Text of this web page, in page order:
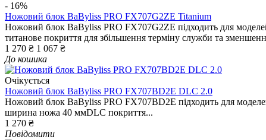
- 16%
Ножовий блок BaByliss PRO FX707G2ZE Titanium
Ножовий блок BaByliss PRO FX707G2ZE підходить для
титанове покриття для збільшення терміну служби та
1 270 ₴ 1 067 ₴
До кошика
Очікується
Ножовий блок BaByliss PRO FX707BD2E DLC 2.0
Ножовий блок BaByliss PRO FX707BD2E підходить для
ширина ножа 40 ммDLC покриття...
1 270 ₴
Повідомити